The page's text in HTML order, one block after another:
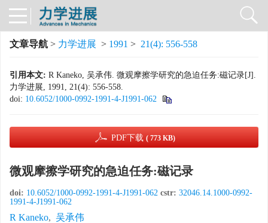
文章导航 > 力学进展 > 1991 > 21(4): 556-558
引用本文: R Kaneko, 吴承伟. 微观摩擦学研究的急迫任务:磁记录[J].
力学进展, 1991, 21(4): 556-558.
doi: 10.6052/1000-0992-1991-4-J1991-062
PDF下载 ( 773 KB)
微观摩擦学研究的急迫任务:磁记录
doi: 10.6052/1000-0992-1991-4-J1991-062 cstr: 32046.14.1000-0992-
1991-4-J1991-062
R Kaneko, 吴承伟